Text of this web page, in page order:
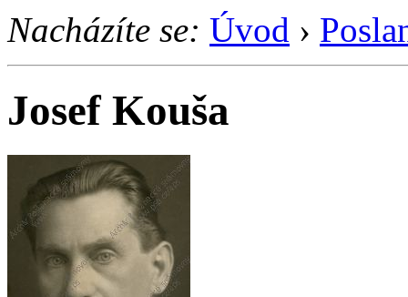
Nacházíte se: Úvod ›
Josef Kouša